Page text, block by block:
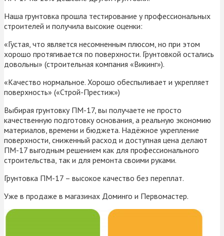
Наша грунтовка прошла тестирование у профессиональных
строителей и получила высокие оценки:
«Густая, что является несомненным плюсом, но при этом
хорошо протягивается по поверхности. Грунтовкой остались
довольны» (строительная компания «Викинг»).
«Качество нормальное. Хорошо обеспыливает и укрепляет
поверхность» («Строй-Престиж»)
Выбирая грунтовку ПМ-17, вы получаете не просто
качественную подготовку основания, а реальную экономию
материалов, времени и бюджета. Надёжное укрепление
поверхности, сниженный расход и доступная цена делают
ПМ-17 выгодным решением как для профессионального
строительства, так и для ремонта своими руками.
Грунтовка ПМ-17 – высокое качество без переплат.
Уже в продаже в магазинах Доминго и Первомастер.